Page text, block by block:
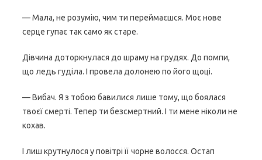
— Мала, не розумію, чим ти переймаєшся. Моє нове
серце гупає так само як старе.
Дівчина доторкнулася до шраму на грудях. До помпи,
що ледь гуділа. І провела долонею по його щоці.
— Вибач. Я з тобою бавилися лише тому, що боялася
твоєї смерті. Тепер ти безсмертний. І ти мене ніколи не
кохав.
І лиш крутнулося у повітрі її чорне волосся. Остап